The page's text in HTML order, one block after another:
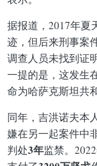
据报道，2017年夏
迹，但后来刑事案
调查人员未找到证
一提的是，这发生
命为哈萨克斯坦共
同年，吉洪诺夫本
嫌在另一起案件中
判处3年监禁。